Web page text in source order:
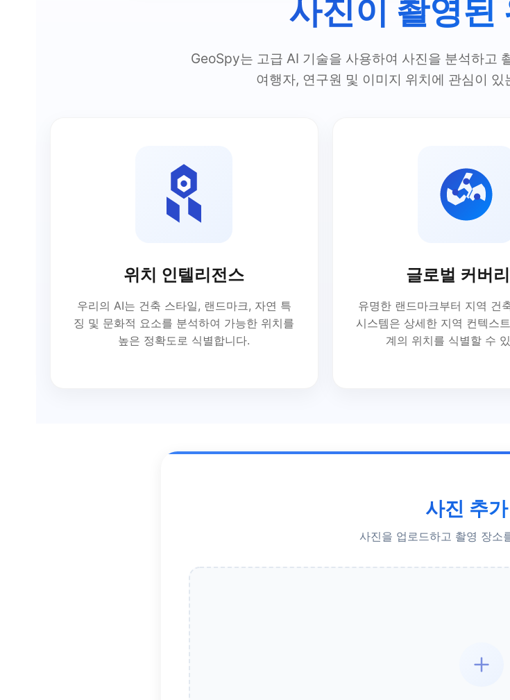
사진이 촬영된
GeoSpy는 고급 AI 기술을 사용하여 사진을 분석하고
여행자, 연구원 및 이미지 위치에 관심이
위치 인텔리전스
우리의 AI는 건축 스타일, 랜드마크, 자연 특
징 및 문화적 요소를 분석하여 가능한 위치를
높은 정확도로 식별합니다.
글로벌 커버리
유명한 랜드마크부터 지역 건
시스템은 상세한 지역 컨텍스
계의 위치를 식별할 수
사진 추가
사진을 업로드하고 촬영 장소